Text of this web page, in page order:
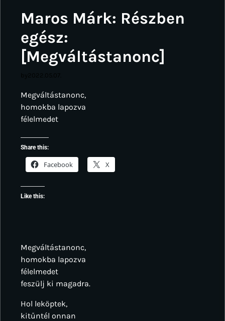
Maros Márk: Részben
egész:
[Megváltástanonc]
Megváltástanonc,
homokba lapozva
félelmedet
Share this:
Facebook X
Like this:
Megváltástanonc,
homokba lapozva
félelmedet
feszülj ki magadra.
Hol leköptek,
kitűntél onnan